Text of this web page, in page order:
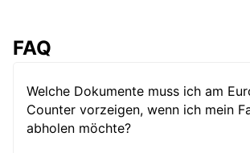
FAQ
Welche Dokumente muss ich am
Counter vorzeigen, wenn ich mein
abholen möchte?